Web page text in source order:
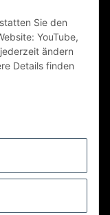
Sie den
YouTube,
ändern
Details finden